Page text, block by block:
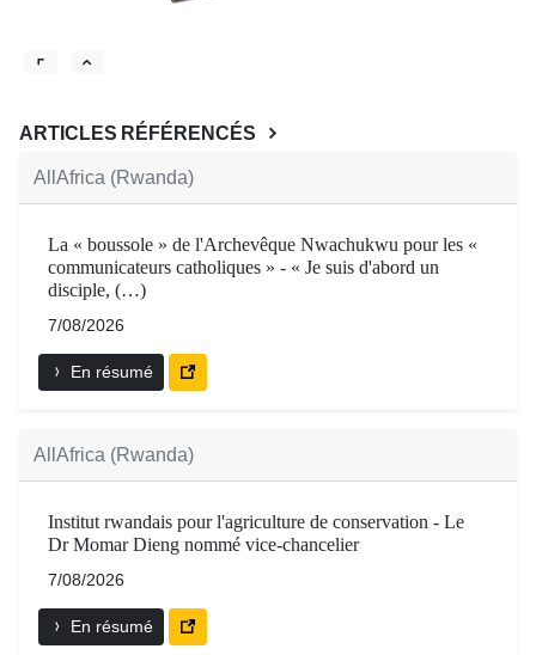
ARTICLES RÉFÉRENCÉS
AllAfrica (Rwanda)
La « boussole » de l'Archevêque Nwachukwu pour les «
communicateurs catholiques » - « Je suis d'abord un
disciple, (…)
7/08/2026
En résumé
AllAfrica (Rwanda)
Institut rwandais pour l'agriculture de conservation - Le
Dr Momar Dieng nommé vice-chancelier
7/08/2026
En résumé